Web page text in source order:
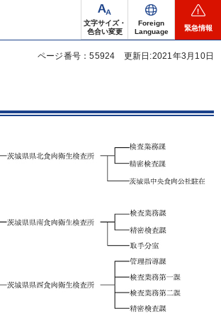
文字サイズ・
色合い変更
Foreign
Language
緊急情報
ページ番号：55924 更新日:2021年3月10日